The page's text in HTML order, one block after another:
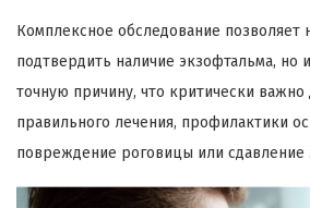
Комплексное обследование позволяет
подтвердить наличие экзофтальма, но
точную причину, что критически
правильного лечения, профилактики
повреждение роговицы или сдавление